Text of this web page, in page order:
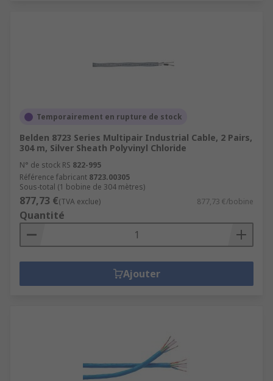
Temporairement en rupture de stock
Belden 8723 Series Multipair Industrial Cable, 2 Pairs,
304 m, Silver Sheath Polyvinyl Chloride
N° de stock RS 822-995
Référence fabricant 8723.00305
Sous-total (1 bobine de 304 mètres)
877,73 €(TVA exclue) 877,73 €/bobine
Quantité
Ajouter